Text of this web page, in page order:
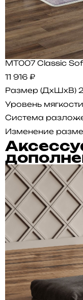
MT007 Classic
11 916 ₽
Размер (ДхШхВ)
Уровень мягкости
Система
Изменение